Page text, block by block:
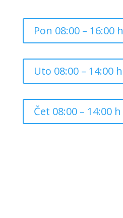
Pon 08:00 – 16:00 h
Uto 08:00 – 14:00 h
Čet 08:00 – 14:00 h